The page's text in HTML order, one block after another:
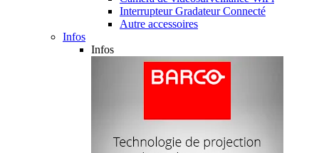
Interrupteur Gradateur Connecté
Autre accessoires
Infos
Infos